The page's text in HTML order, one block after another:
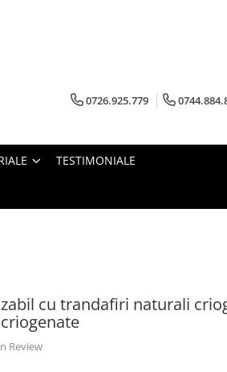
0726.925.779
TESTIMONIALE
cu trandafiri naturali
Review